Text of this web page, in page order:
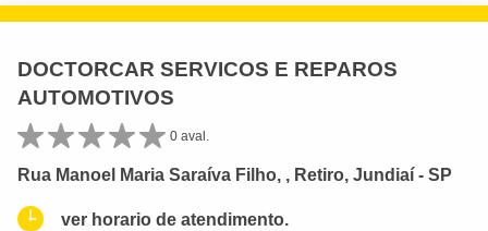
DOCTORCAR SERVICOS E REPAROS
AUTOMOTIVOS
0 aval.
Rua Manoel Maria Saraíva Filho, , Retiro, Jundiaí - SP
ver horario de atendimento.